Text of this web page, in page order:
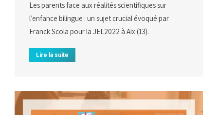
Les parents face aux réalités scientifiques sur
l’enfance bilingue : un sujet crucial évoqué par
Franck Scola pour la JEL2022 à Aix (13).
Lire la suite